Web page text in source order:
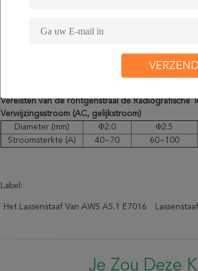
385
Vereisten van de röntgenstraal de Radiografische
Verwijzingsstroom (AC, gelijkstroom)
Diameter (mm)
Φ2.0 Φ2.5
Stroomsterkte (A)
40~70 60~100
Label:
Het Lassenstaaf Van AWS A5.1 E7016
Je Zou Deze